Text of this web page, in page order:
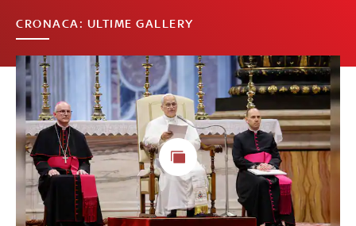
CRONACA: ULTIME GALLERY